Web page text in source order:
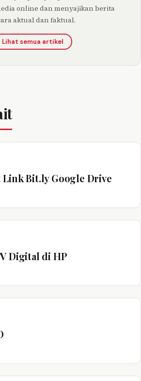
online dan menyajikan berita
aktual dan faktual.
Lihat semua artikel
Link Bit.ly Google Drive
Digital di HP